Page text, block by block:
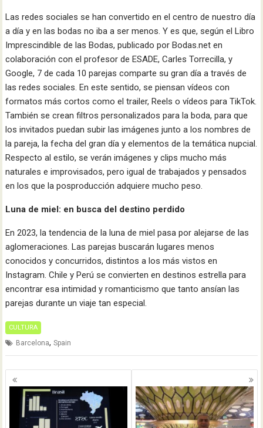
Las redes sociales se han convertido en el centro de nuestro día
a día y en las bodas no iba a ser menos. Y es que, según el Libro
Imprescindible de las Bodas, publicado por Bodas.net en
colaboración con el profesor de ESADE, Carles Torrecilla, y
Google, 7 de cada 10 parejas comparte su gran día a través de
las redes sociales. En este sentido, se piensan vídeos con
formatos más cortos como el trailer, Reels o vídeos para TikTok.
También se crean filtros personalizados para la boda, para que
los invitados puedan subir las imágenes junto a los nombres de
la pareja, la fecha del gran día y elementos de la temática nupcial.
Respecto al estilo, se verán imágenes y clips mucho más
naturales e improvisados, pero igual de trabajados y pensados
en los que la posproducción adquiere mucho peso.
Luna de miel: en busca del destino perdido
En 2023, la tendencia de la luna de miel pasa por alejarse de las
aglomeraciones. Las parejas buscarán lugares menos
conocidos y concurridos, distintos a los más vistos en
Instagram. Chile y Perú se convierten en destinos estrella para
encontrar esa intimidad y romanticismo que tanto ansían las
parejas durante un viaje tan especial.
CULTURA
Barcelona,Spain
Navegación
de
entradas